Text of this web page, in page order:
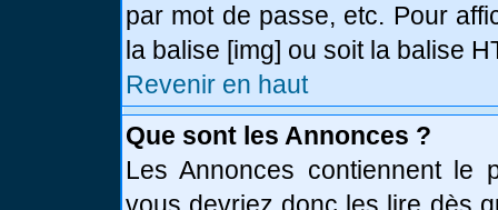
par mot de passe, etc. Pour
la balise [img] ou soit la balise
Revenir en haut
Que sont les Annonces ?
Les Annonces contiennent le